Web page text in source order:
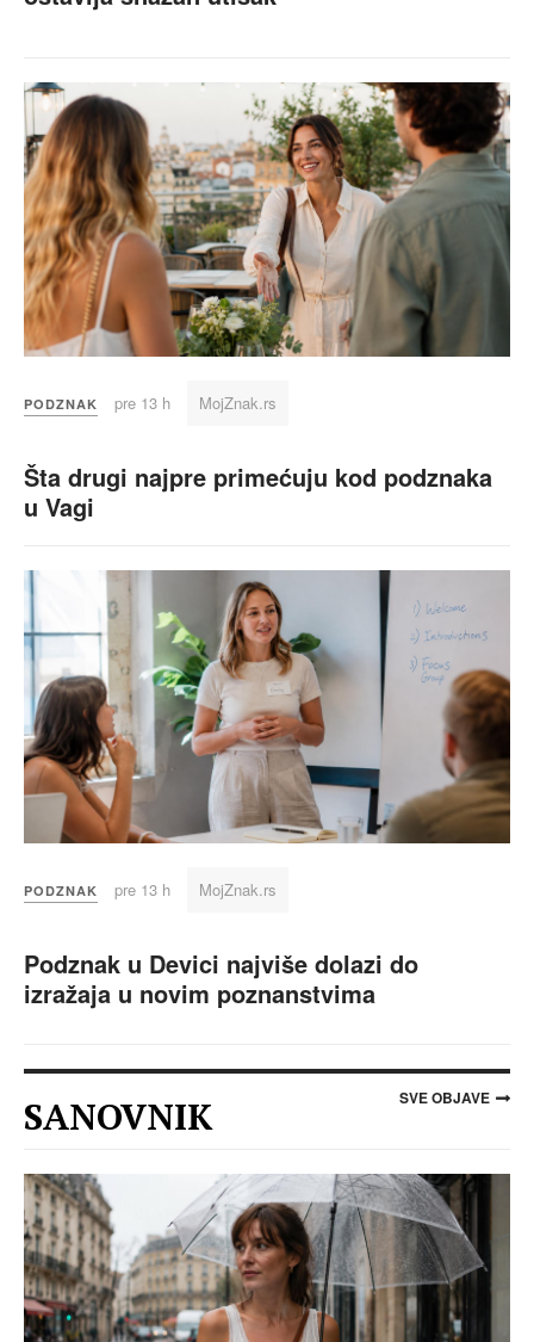
PODZNAK pre 13 h MojZnak.rs
Šta drugi najpre primećuju kod podznaka
u Vagi
PODZNAK pre 13 h MojZnak.rs
Podznak u Devici najviše dolazi do
izražaja u novim poznanstvima
SANOVNIK SVE OBJAVE